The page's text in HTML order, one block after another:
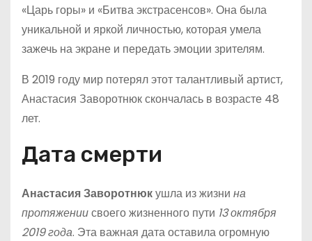
«Царь горы» и «Битва экстрасенсов». Она была
уникальной и яркой личностью, которая умела
зажечь на экране и передать эмоции зрителям.
В 2019 году мир потерял этот талантливый артист,
Анастасия Заворотнюк скончалась в возрасте 48
лет.
Дата смерти
Анастасия Заворотнюкушла из жизни на
протяжениисвоего жизненного пути 13 октября
2019 года. Эта важная дата оставила огромную